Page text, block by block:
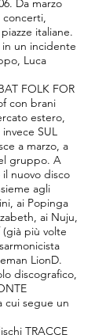
Da marzo
concerti,
italiane.
un incidente
Luca
FOLK FOR
con brani
estero,
SUL
a marzo, a
gruppo. A
nuovo disco
agli
ai Popinga
ai Nuju,
più volte
LionD.
discografico,
cui segue un
TRACCE